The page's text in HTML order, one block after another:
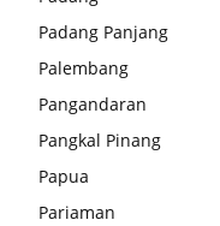
Padang Panjang
Palembang
Pangandaran
Pangkal Pinang
Papua
Pariaman